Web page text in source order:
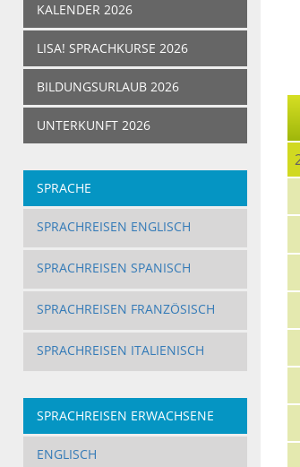
KALENDER 2026
LISA! SPRACHKURSE 2026
BILDUNGSURLAUB 2026
UNTERKUNFT 2026
SPRACHE
SPRACHREISEN ENGLISCH
SPRACHREISEN SPANISCH
SPRACHREISEN FRANZÖSISCH
SPRACHREISEN ITALIENISCH
SPRACHREISEN ERWACHSENE
ENGLISCH